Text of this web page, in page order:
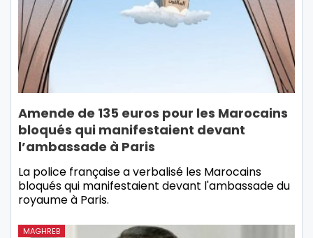
Amende de 135 euros pour les Marocains
bloqués qui manifestaient devant
l’ambassade à Paris
La police française a verbalisé les Marocains
bloqués qui manifestaient devant l'ambassade du
royaume à Paris.
MAGHREB